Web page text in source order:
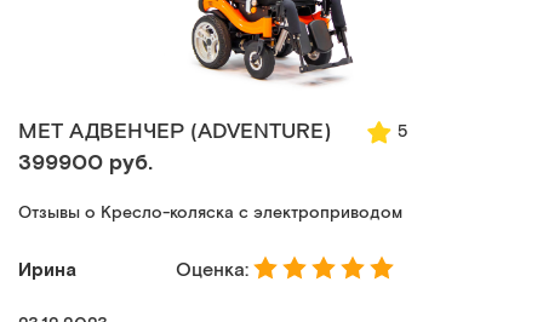
МЕТ АДВЕНЧЕР (ADVENTURE) 5
399900 руб.
Отзывы о Кресло-коляска с электроприводом
Ирина Оценка: